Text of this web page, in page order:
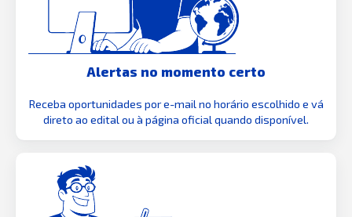
Alertas no momento certo
Receba oportunidades por e-mail no horário escolhido e vá
direto ao edital ou à página oficial quando disponível.